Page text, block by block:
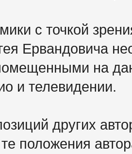
с точкой
Ервандовича
на
и телевидении.
других
положения